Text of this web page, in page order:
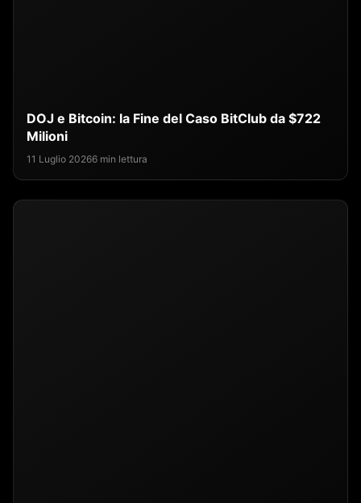
DOJ e Bitcoin: la Fine del Caso BitClub da $722
Milioni
11 Luglio 20266 min lettura